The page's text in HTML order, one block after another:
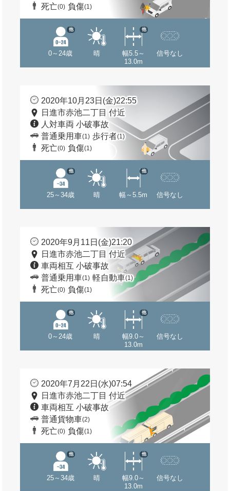
死亡(0) 負傷(1)
0～24歳
他
晴
幅5.5～
13.0m
他
信号なし
2020年10月23日(金)22:55
日進市赤池二丁目 付近
人対車両 小破事故
普通乗用車(1) 歩行者(1)
死亡(0) 負傷(1)
25～34歳
他
晴 幅～5.5m
他
信号なし
2020年9月11日(金)21:20
日進市赤池二丁目 付近
車両相互 小破事故
普通乗用車(1) 軽自動車(1)
死亡(0) 負傷(1)
0～24歳
他
晴
幅9.0～
13.0m
他
信号なし
2020年7月22日(水)07:54
日進市赤池二丁目 付近
車両相互 小破事故
普通貨物車(2)
死亡(0) 負傷(1)
25～34歳
他
晴
幅9.0～
13.0m
他
信号なし